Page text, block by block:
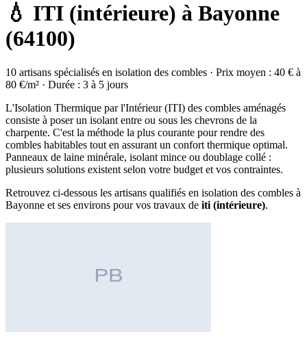
💧 ITI (intérieure) à Bayonne
(64100)
10 artisans spécialisés en isolation des combles · Prix moyen : 40 € à
80 €/m² · Durée : 3 à 5 jours
L'Isolation Thermique par l'Intérieur (ITI) des combles aménagés
consiste à poser un isolant entre ou sous les chevrons de la
charpente. C'est la méthode la plus courante pour rendre des
combles habitables tout en assurant un confort thermique optimal.
Panneaux de laine minérale, isolant mince ou doublage collé :
plusieurs solutions existent selon votre budget et vos contraintes.
Retrouvez ci-dessous les artisans qualifiés en isolation des combles à
Bayonne et ses environs pour vos travaux de iti (intérieure).